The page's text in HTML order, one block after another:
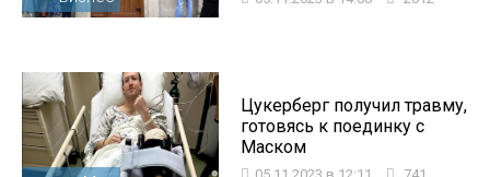
Цукерберг получил травму,
готовясь к поединку с
Маском